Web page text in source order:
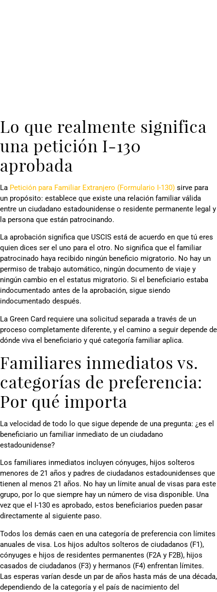
Lo que realmente significa
una petición I-130
aprobada
La Petición para Familiar Extranjero (Formulario I-130) sirve para
un propósito: establece que existe una relación familiar válida
entre un ciudadano estadounidense o residente permanente legal y
la persona que están patrocinando.
La aprobación significa que USCIS está de acuerdo en que tú eres
quien dices ser el uno para el otro. No significa que el familiar
patrocinado haya recibido ningún beneficio migratorio. No hay un
permiso de trabajo automático, ningún documento de viaje y
ningún cambio en el estatus migratorio. Si el beneficiario estaba
indocumentado antes de la aprobación, sigue siendo
indocumentado después.
La Green Card requiere una solicitud separada a través de un
proceso completamente diferente, y el camino a seguir depende de
dónde viva el beneficiario y qué categoría familiar aplica.
Familiares inmediatos vs.
categorías de preferencia:
Por qué importa
La velocidad de todo lo que sigue depende de una pregunta: ¿es el
beneficiario un familiar inmediato de un ciudadano
estadounidense?
Los familiares inmediatos incluyen cónyuges, hijos solteros
menores de 21 años y padres de ciudadanos estadounidenses que
tienen al menos 21 años. No hay un límite anual de visas para este
grupo, por lo que siempre hay un número de visa disponible. Una
vez que el I-130 es aprobado, estos beneficiarios pueden pasar
directamente al siguiente paso.
Todos los demás caen en una categoría de preferencia con límites
anuales de visa. Los hijos adultos solteros de ciudadanos (F1),
cónyuges e hijos de residentes permanentes (F2A y F2B), hijos
casados de ciudadanos (F3) y hermanos (F4) enfrentan límites.
Las esperas varían desde un par de años hasta más de una década,
dependiendo de la categoría y el país de nacimiento del